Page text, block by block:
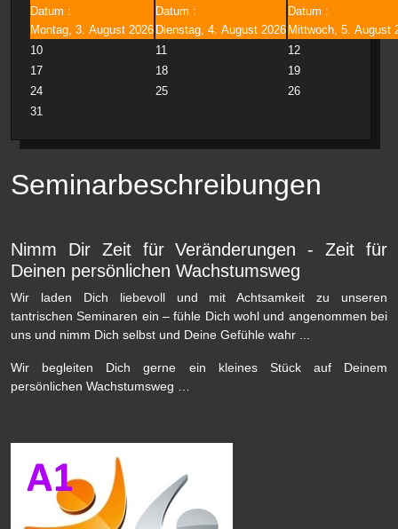
Datum :
Montag, 3. August 2026
Datum :
Dienstag, 4. August 2026
Datum :
Mittwoch, 5. August
10
11
12
17
18
19
24
25
26
31
Seminarbeschreibungen
Nimm Dir Zeit für Veränderungen - Zeit für
Deinen persönlichen Wachstumsweg
Wir laden Dich liebevoll und mit Achtsamkeit zu unseren
tantrischen Seminaren ein – fühle Dich wohl und angenommen bei
uns und nimm Dich selbst und Deine Gefühle wahr ...
Wir begleiten Dich gerne ein kleines Stück auf Deinem
persönlichen Wachstumsweg …